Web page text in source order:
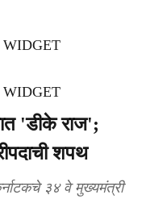
'डीके राज';
शपथ
३४ वे मुख्यमंत्री